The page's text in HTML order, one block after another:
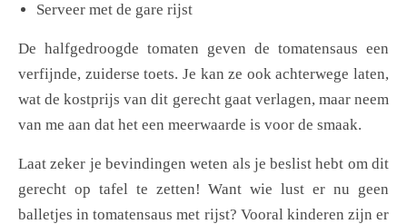
Serveer met de gare rijst
De halfgedroogde tomaten geven de tomatensaus een
verfijnde, zuiderse toets. Je kan ze ook achterwege laten,
wat de kostprijs van dit gerecht gaat verlagen, maar neem
van me aan dat het een meerwaarde is voor de smaak.
Laat zeker je bevindingen weten als je beslist hebt om dit
gerecht op tafel te zetten! Want wie lust er nu geen
balletjes in tomatensaus met rijst? Vooral kinderen zijn er